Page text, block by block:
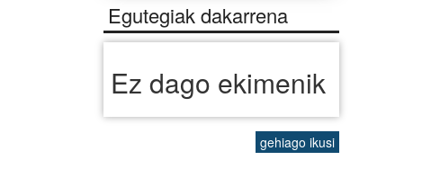
Egutegiak dakarrena
Ez dago ekimenik
gehiago ikusi